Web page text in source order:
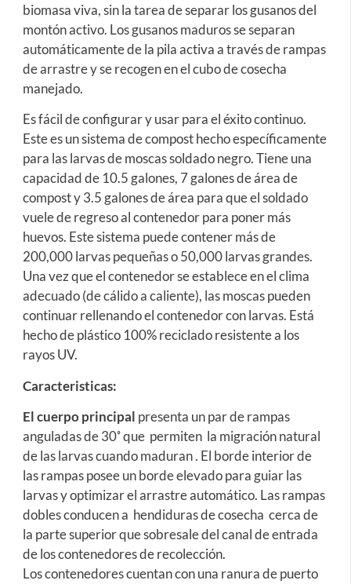
biomasa viva, sin la tarea de separar los gusanos del
montón activo. Los gusanos maduros se separan
automáticamente de la pila activa a través de rampas
de arrastre y se recogen en el cubo de cosecha
manejado.
Es fácil de configurar y usar para el éxito continuo.
Este es un sistema de compost hecho específicamente
para las larvas de moscas soldado negro. Tiene una
capacidad de 10.5 galones, 7 galones de área de
compost y 3.5 galones de área para que el soldado
vuele de regreso al contenedor para poner más
huevos. Este sistema puede contener más de
200,000 larvas pequeñas o 50,000 larvas grandes.
Una vez que el contenedor se establece en el clima
adecuado (de cálido a caliente), las moscas pueden
continuar rellenando el contenedor con larvas. Está
hecho de plástico 100% reciclado resistente a los
rayos UV.
Caracteristicas:
El cuerpo principal presenta un par de rampas
anguladas de 30˚ que permiten la migración natural
de las larvas cuando maduran . El borde interior de
las rampas posee un borde elevado para guiar las
larvas y optimizar el arrastre automático. Las rampas
dobles conducen a hendiduras de cosecha cerca de
la parte superior que sobresale del canal de entrada
de los contenedores de recolección.
Los contenedores cuentan con una ranura de puerto